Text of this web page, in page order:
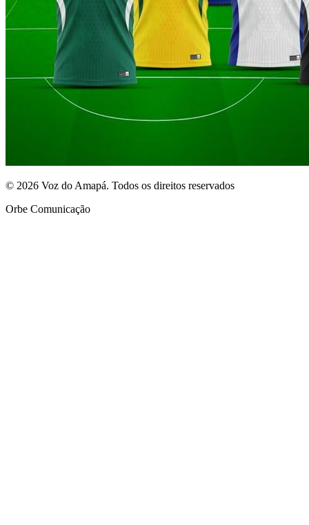
© 2026 Voz do Amapá. Todos os direitos reservados
Orbe Comunicação